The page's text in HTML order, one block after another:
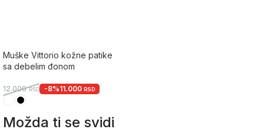
Muške Vittorio kožne patike
sa debelim đonom
12.000RSD -8%11.000 RSD
Možda ti se svidi